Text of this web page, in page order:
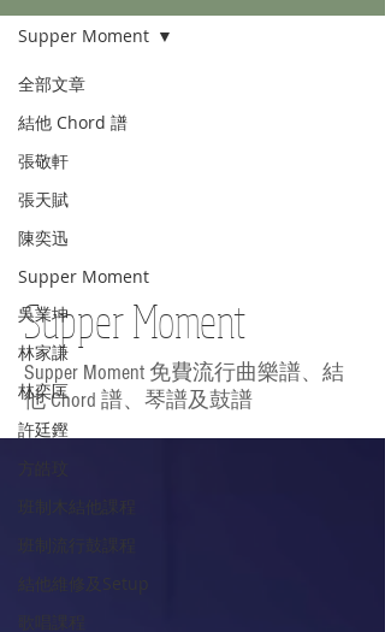
全部文章
結他 Chord 譜
張敬軒
張天賦
陳奕迅
Supper Moment
吳業坤
林家謙
林奕匡
許廷鏗
方皓玟
班制木結他課程
班制流行鼓課程
結他維修及Setup
歌唱課程
Supper Moment
Supper Moment
Supper Moment 免費流行曲樂譜、結
他 Chord 譜、琴譜及鼓譜